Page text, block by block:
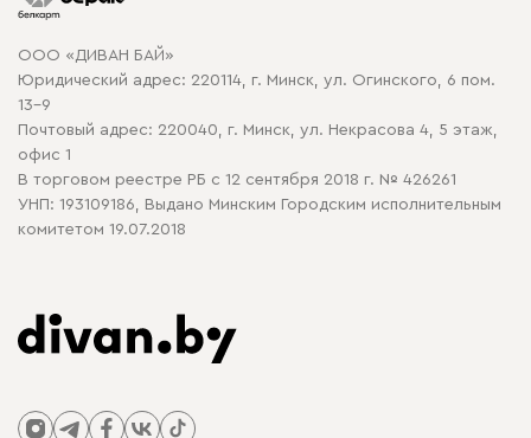
Карта сайта
Политика конфиденциальности
Политика в отношении обработки cookie
ООО «ДИВАН БАЙ»
Юридический адрес: 220114, г. Минск, ул. Огинского, 6 пом.
13-9
Почтовый адрес: 220040, г. Минск, ул. Некрасова 4, 5 этаж,
офис 1
В торговом реестре РБ с 12 сентября 2018 г. № 426261
УНП: 193109186, Выдано Минским Городским исполнительным
комитетом 19.07.2018